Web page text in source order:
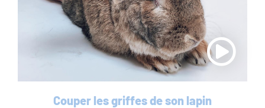
Couper les griffes de son lapin